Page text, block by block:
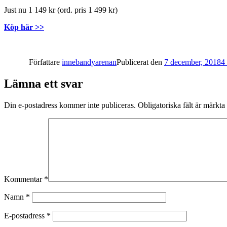
Just nu 1 149 kr (ord. pris 1 499 kr)
Köp här >>
Författare innebandyarenanPublicerat den 7 december, 20184
Lämna ett svar
Din e-postadress kommer inte publiceras. Obligatoriska fält är märkta
Kommentar *
Namn *
E-postadress *